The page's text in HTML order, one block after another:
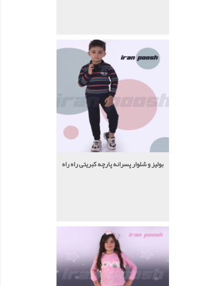
بولیز و شلوار پسرانه پارچه کبریتی راه راه